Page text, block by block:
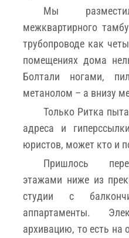
Мы
межквартирного
трубопроводе как
помещениях дома
Болтали ногами,
метанолом – а внизу
Только Ритка
адреса и
юристов, может кто и
Пришлось
этажами ниже из
студии с
аппартаменты.
архивацию, то есть на